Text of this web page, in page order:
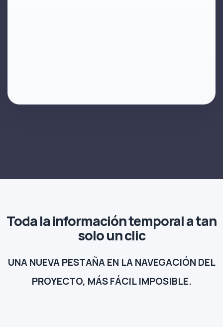
Toda la información temporal a tan
solo un clic
UNA NUEVA PESTAÑA EN LA NAVEGACIÓN DEL
PROYECTO, MÁS FÁCIL IMPOSIBLE.